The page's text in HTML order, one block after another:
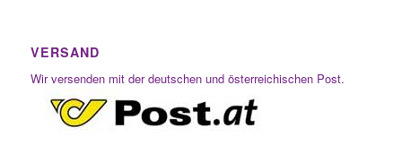
VERSAND
Wir versenden mit der deutschen und österreichischen Post.